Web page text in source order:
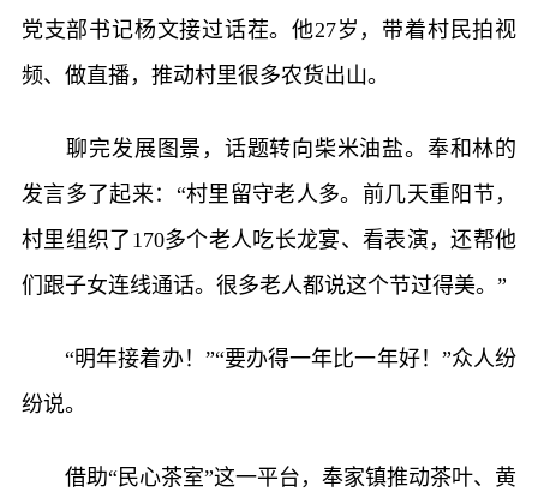
党支部书记杨文接过话茬。他27岁，带着村民拍视
频、做直播，推动村里很多农货出山。
聊完发展图景，话题转向柴米油盐。奉和林的
发言多了起来：“村里留守老人多。前几天重阳节，
村里组织了170多个老人吃长龙宴、看表演，还帮他
们跟子女连线通话。很多老人都说这个节过得美。”
“明年接着办！”“要办得一年比一年好！”众人纷
纷说。
借助“民心茶室”这一平台，奉家镇推动茶叶、黄